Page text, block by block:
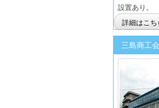
設置あり。
詳細はこち
三島商工